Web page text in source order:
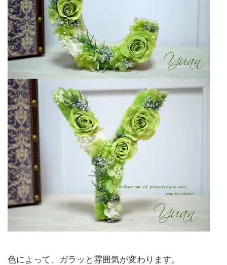
色によって、ガラッと雰囲気が変わります。